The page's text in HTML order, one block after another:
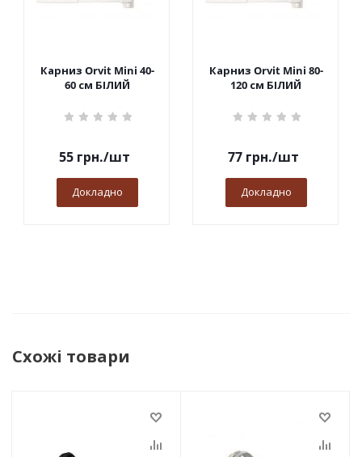
Карниз Orvit Mini 40-
60 см БІЛИЙ
55грн./шт
Докладно
Карниз Orvit Mini 80-
120 см БІЛИЙ
77грн./шт
Докладно
Схожі товари